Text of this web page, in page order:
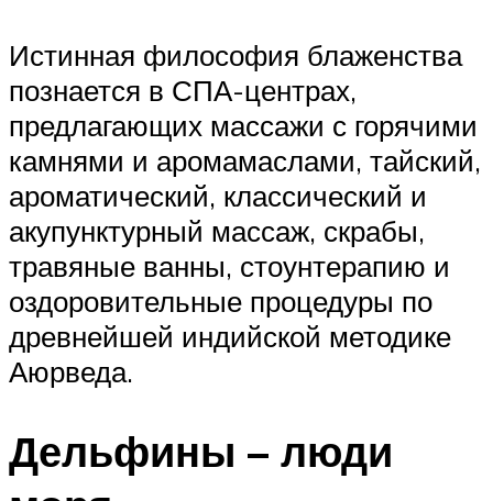
Истинная философия блаженства
познается в СПА-центрах,
предлагающих массажи с горячими
камнями и аромамаслами, тайский,
ароматический, классический и
акупунктурный массаж, скрабы,
травяные ванны, стоунтерапию и
оздоровительные процедуры по
древнейшей индийской методике
Аюрведа.
Дельфины – люди